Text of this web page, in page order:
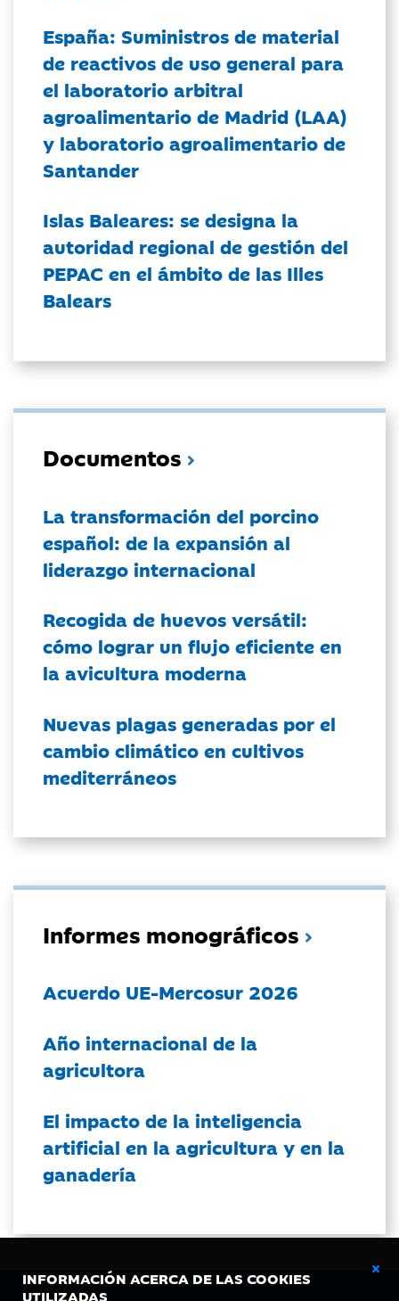
INFORMACIÓN ACERCA DE LAS COOKIES
UTILIZADAS
España: Suministros de material
de reactivos de uso general para
el laboratorio arbitral
agroalimentario de Madrid (LAA)
y laboratorio agroalimentario de
Santander
Islas Baleares: se designa la
autoridad regional de gestión del
PEPAC en el ámbito de las Illes
Balears
Documentos
La transformación del porcino
español: de la expansión al
liderazgo internacional
Recogida de huevos versátil:
cómo lograr un flujo eficiente en
la avicultura moderna
Nuevas plagas generadas por el
cambio climático en cultivos
mediterráneos
Informes monográficos
Acuerdo UE-Mercosur 2026
Año internacional de la
agricultora
El impacto de la inteligencia
artificial en la agricultura y en la
ganadería